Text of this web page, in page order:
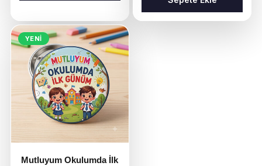
YENI
Mutluyum Okulumda İlk